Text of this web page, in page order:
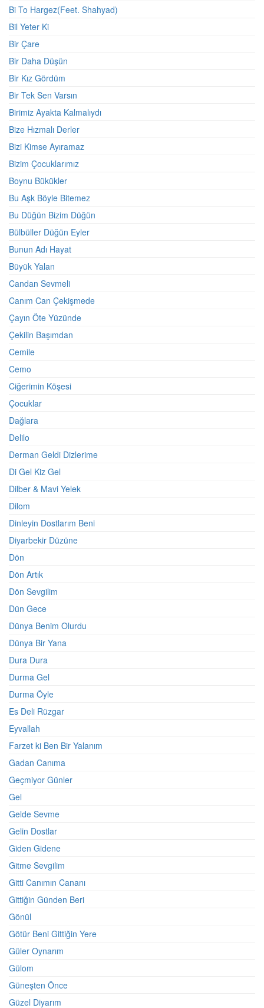
Bi To Hargez(Feet. Shahyad)
Bil Yeter Ki
Bir Çare
Bir Daha Düşün
Bir Kız Gördüm
Bir Tek Sen Varsın
Birimiz Ayakta Kalmalıydı
Bize Hızmalı Derler
Bizi Kimse Ayıramaz
Bizim Çocuklarımız
Boynu Bükükler
Bu Aşk Böyle Bitemez
Bu Düğün Bizim Düğün
Bülbüller Düğün Eyler
Bunun Adı Hayat
Büyük Yalan
Candan Sevmeli
Canım Can Çekişmede
Çayın Öte Yüzünde
Çekilin Başımdan
Cemile
Cemo
Ciğerimin Köşesi
Çocuklar
Dağlara
Delilo
Derman Geldi Dizlerime
Di Gel Kiz Gel
Dilber & Mavi Yelek
Dilom
Dinleyin Dostlarım Beni
Diyarbekir Düzüne
Dön
Dön Artık
Dön Sevgilim
Dün Gece
Dünya Benim Olurdu
Dünya Bir Yana
Dura Dura
Durma Gel
Durma Öyle
Es Deli Rüzgar
Eyvallah
Farzet ki Ben Bir Yalanım
Gadan Canıma
Geçmiyor Günler
Gel
Gelde Sevme
Gelin Dostlar
Giden Gidene
Gitme Sevgilim
Gitti Canımın Cananı
Gittiğin Günden Beri
Gönül
Götür Beni Gittiğin Yere
Güler Oynarım
Gülom
Güneşten Önce
Güzel Diyarım